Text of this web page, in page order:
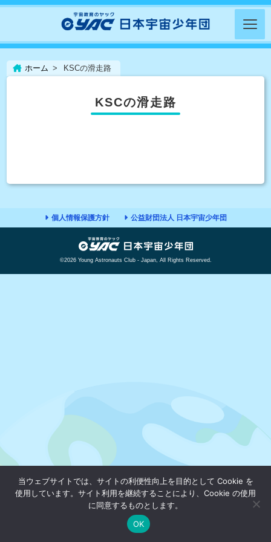
ホーム KSCの滑走路
KSCの滑走路
個人情報保護方針 公益財団法人 日本宇宙少年団
©2026 Young Astronauts Club - Japan, All Rights Reserved.
当ウェブサイトでは、サイトの利便性向上を目的として Cookie を
使用しています。サイト利用を継続することにより、Cookie の使用
に同意するものとします。
OK